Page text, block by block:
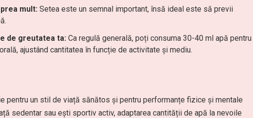
mult: Setea este un semnal important, însă ideal este să previi
de greutatea ta: Ca regulă generală, poți consuma 30-40 ml apă pentru
ajustând cantitatea în funcție de activitate și mediu.
pentru un stil de viață sănătos și pentru performanțe fizice și mentale
sedentar sau ești sportiv activ, adaptarea cantității de apă la nevoile